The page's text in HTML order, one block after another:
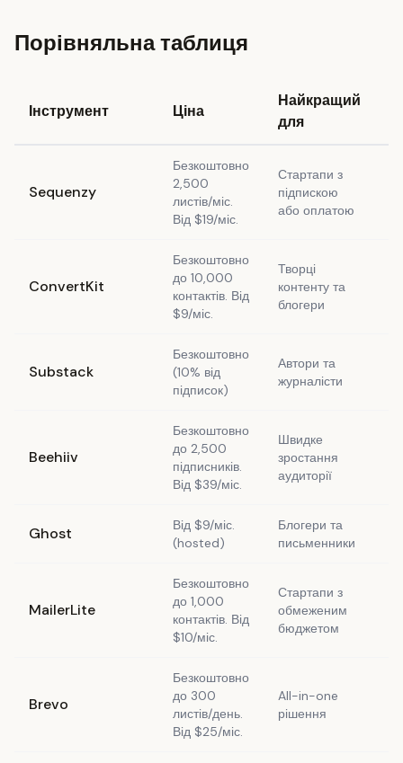
Порівняльна таблиця
Інструмент Ціна
Найкращий
для
Sequenzy
Безкоштовно
2,500
листів/міс.
Від $19/міс.
Стартапи з
підпискою
або оплатою
ConvertKit
Безкоштовно
до 10,000
контактів. Від
$9/міс.
Творці
контенту та
блогери
Substack
Безкоштовно
(10% від
підписок)
Автори та
журналісти
Beehiiv
Безкоштовно
до 2,500
підписників.
Від $39/міс.
Швидке
зростання
аудиторії
Ghost
Від $9/міс.
(hosted)
Блогери та
письменники
MailerLite
Безкоштовно
до 1,000
контактів. Від
$10/міс.
Стартапи з
обмеженим
бюджетом
Brevo
Безкоштовно
до 300
листів/день.
Від $25/міс.
All-in-one
рішення